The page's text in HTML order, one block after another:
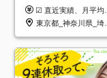
／実質還元率80～
給保証／AI系など最
件多数
☑︎ 直近実績、月平均17,000円の昇給 ☑︎ 前職給与100%保証 ☑︎ 実質還元率80～90% ☑︎ 待機時も給与は満額支給 月給35万円～70万円＋交通費など各種手当 ※想定年収：4,200,000円～10,560,000円 ※経験・能力等を考慮の上で決定します。 ※上記金額には、みなし残業手当（50時間分・104,000円～212,000円）を含みます。超過分は別途追加支給します。 ┗残業時間は月平均10時間、多い時でも20時間程度と安定しております ★単価連動型の給与体系ではないため、万が一待機になってもその間の給与は満額支給しています。 ＜1年間の昇給事例をご紹介！＞ ・20代/フロントエンドエンジニア：月給274,000円→月給362,000円（＋88,000円/月） ・20代/iOSエンジニア：月給237,000円→月給287,000円（＋50,000円/月） ・20代/Androidエンジニア：月給316,000円→月給374,000円（＋58,000円/月） ・30代/Javaエンジニア（上流）：月給340,000円→月給418,000円（＋78,000円/月） ・30代/PMO：月給340,000円→月給418,000円（＋78,000円/月）
東京都_神奈川県_埼玉県_千葉県_大阪府_愛知県_北海道_青森県_岩手県_宮城県_秋田県_山形県_福島県_茨城県_栃木県_群馬県_新潟県_山梨県_長野県_富山県_石川県_福井県_静岡県_岐阜県_三重県_兵庫県_京都府_滋賀県_奈良県_和歌山県_広島県_岡山県_鳥取県_島根県_山口県_徳島県_香川県_愛媛県_高知県_福岡県_熊本県_佐賀県_長崎県_大分県_宮崎県_鹿児島県_沖縄県